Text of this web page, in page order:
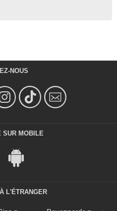
NOUS
SUR MOBILE
L'ÉTRANGER